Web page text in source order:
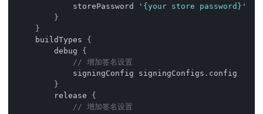
            storePassword
'{your store password}'
}
}
    buildTypes
{
        debug
{
// 增加签名设置
            signingConfig signingConfigs
. config
}
        release
{
// 增加签名设置